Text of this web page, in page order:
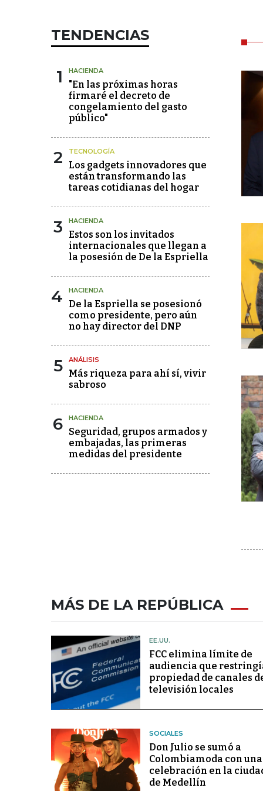
TENDENCIAS
1 HACIENDA
"En las próximas horas
firmaré el decreto de
congelamiento del gasto
público"
2 TECNOLOGÍA
Los gadgets innovadores que
están transformando las
tareas cotidianas del hogar
3 HACIENDA
Estos son los invitados
internacionales que llegan a
la posesión de De la Espriella
4 HACIENDA
De la Espriella se posesionó
como presidente, pero aún
no hay director del DNP
5 ANÁLISIS
Más riqueza para ahí sí, vivir
sabroso
6 HACIENDA
Seguridad, grupos armados y
embajadas, las primeras
medidas del presidente
MÁS DE LA REPÚBLICA
EE.UU.
FCC elimina límite de
audiencia que
propiedad de canales
televisión locales
SOCIALES
Don Julio se sumó a
Colombiamoda con una
celebración en la
de Medellín